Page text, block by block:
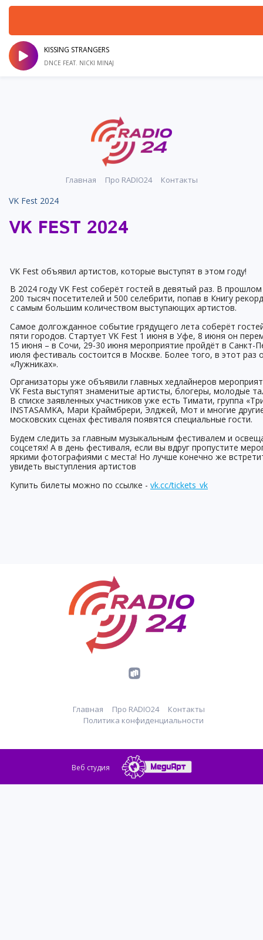
KISSING STRANGERS
DNCE FEAT. NICKI MINAJ
Главная Про RADIO24 Контакты
VK Fest 2024
VK FEST 2024
VK Fest объявил артистов, которые выступят в этом году!
В 2024 году VK Fest соберёт гостей в девятый раз. В
200 тысяч посетителей и 500 селебрити, попав в Книгу
с самым большим количеством выступающих артистов.
Самое долгожданное событие грядущего лета соберёт
пяти городов. Стартует VK Fest 1 июня в Уфе, 8 июня он
15 июня – в Сочи, 29-30 июня мероприятие пройдёт в Санкт-
июля фестиваль состоится в Москве. Более того, в этот раз
«Лужниках».
Организаторы уже объявили главных хедлайнеров
VK Festа выступят знаменитые артисты, блогеры, молодые
В списке заявленных участников уже есть Тимати, группа
INSTASAMKA, Мари Краймбрери, Элджей, Мот и многие
московских сценах фестиваля появятся специальные гости.
Будем следить за главным музыкальным фестивалем и
соцсетях! А в день фестиваля, если вы вдруг пропустите
яркими фотографиями с места! Но лучше конечно же
увидеть выступления артистов
Купить билеты можно по ссылке - vk.cc/tickets_vk
Главная Про RADIO24
Контакты
Политика конфиденциальности
Веб студия